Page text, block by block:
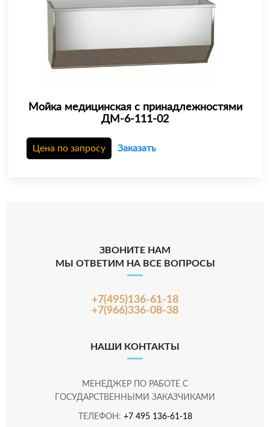
Мойка медицинская с принадлежностями
ДМ-6-111-02
Цена по запросу Заказать
ЗВОНИТЕ НАМ
МЫ ОТВЕТИМ НА ВСЕ ВОПРОСЫ
+7(495)136-61-18
+7(966)336-08-38
НАШИ КОНТАКТЫ
МЕНЕДЖЕР ПО РАБОТЕ С
ГОСУДАРСТВЕННЫМИ ЗАКАЗЧИКАМИ
ТЕЛЕФОН: +7 495 136-61-18